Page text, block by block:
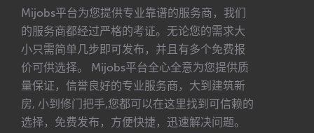
Mijobs平台为您提供专业靠谱的服务商，我们
的服务商都经过严格的考证。无论您的需求大
小只需简单几步即可发布，并且有多个免费报
价可供选择。 Mijobs平台全心全意为您提供质
量保证，信誉良好的专业服务商，大到建筑新
房, 小到修门把手,您都可以在这里找到可信赖的
选择，免费发布，方便快捷，迅速解决问题。